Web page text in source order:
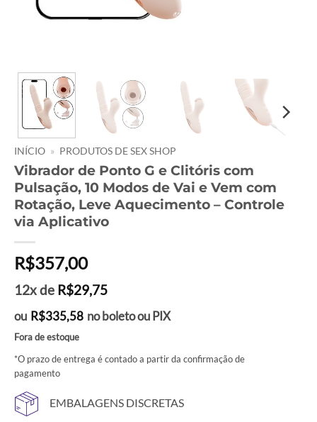
INÍCIO » PRODUTOS DE SEX SHOP
Vibrador de Ponto G e Clitóris com
Pulsação, 10 Modos de Vai e Vem com
Rotação, Leve Aquecimento – Controle
via Aplicativo
R$357,00
12x de R$29,75
ou R$335,58 no boleto ou PIX
Fora de estoque
*O prazo de entrega é contado a partir da confirmação de
pagamento
EMBALAGENS DISCRETAS